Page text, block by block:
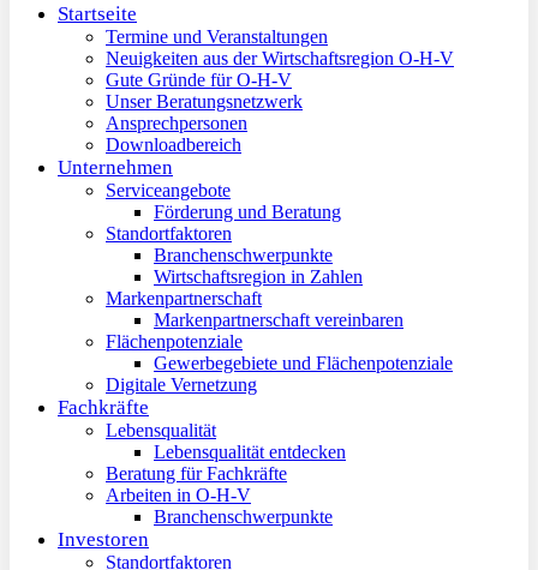
Startseite
Termine und Veranstaltungen
Neuigkeiten aus der Wirtschaftsregion O-H-V
Gute Gründe für O-H-V
Unser Beratungsnetzwerk
Ansprechpersonen
Downloadbereich
Unternehmen
Serviceangebote
Förderung und Beratung
Standortfaktoren
Branchenschwerpunkte
Wirtschaftsregion in Zahlen
Markenpartnerschaft
Markenpartnerschaft vereinbaren
Flächenpotenziale
Gewerbegebiete und Flächenpotenziale
Digitale Vernetzung
Fachkräfte
Lebensqualität
Lebensqualität entdecken
Beratung für Fachkräfte
Arbeiten in O-H-V
Branchenschwerpunkte
Investoren
Standortfaktoren